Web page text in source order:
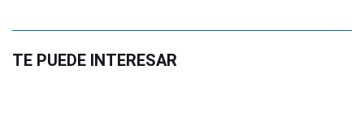
TE PUEDE INTERESAR